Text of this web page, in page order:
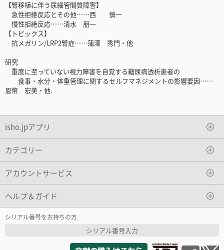
【腎移植に伴う尿細管間質障害】
急性拒絶反応とその他……西 慎一
慢性拒絶反応……清水 朋一
【トピックス】
抗メガリン/LRP2腎症……蒲澤 秀門・他
研究
重度に至っていない視力障害を自覚する糖尿病透析患者の
食事・水分・体重管理に関するセルフマネジメントの影響要因……
恩幣 宏美・他.
isho.jpアプリ
カテゴリー
アカウントサービス
ヘルプ＆ガイド
シリアル番号をお持ちの方
シリアル番号入力